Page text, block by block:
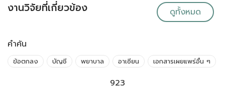
งานวิจัยที่เกี่ยวข้อง ดูทั้งหมด
คำค้น
ข้อตกลง บัญชี พยาบาล อาเซียน เอกสารเผยแพร่อื่น ๆ
923